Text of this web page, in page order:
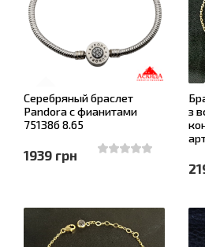
Серебряный браслет
Pandora с фианитами
75138б 8.65
1939 грн
з